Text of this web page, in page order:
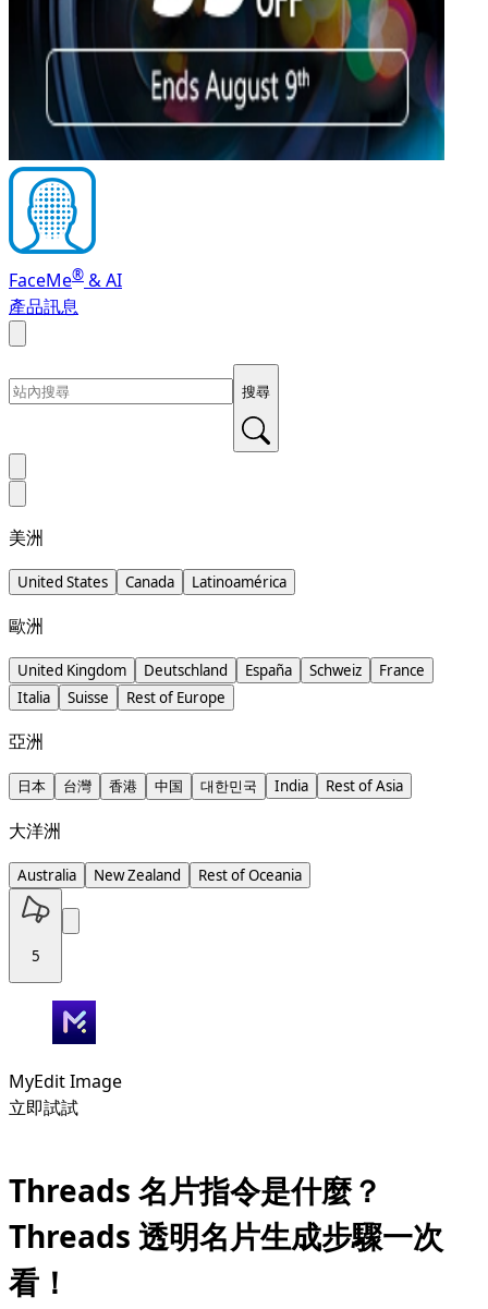
FaceMe® & AI
產品訊息
搜尋
美洲
United States Canada Latinoamérica
歐洲
United Kingdom Deutschland España Schweiz
France
Italia
Suisse Rest of Europe
亞洲
日本 台灣 香港 中国 대한민국 India Rest of Asia
大洋洲
Australia New Zealand Rest of Oceania
5
MyEdit Image
立即試試
Threads 名片指令是什麼？
Threads 透明名片生成步驟一次
看！